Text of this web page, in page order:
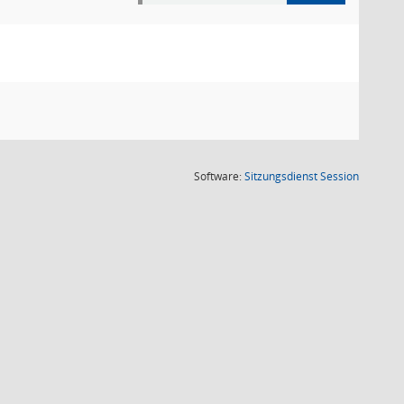
Software:SitzungsdienstSession(Wird in